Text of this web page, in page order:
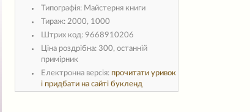
Типографія: Майстерня книги
Тираж: 2000, 1000
Штрих код: 9668910206
Ціна роздрібна: 300, останній
примірник
Електронна версія: прочитати уривок
і придбати на сайті букленд